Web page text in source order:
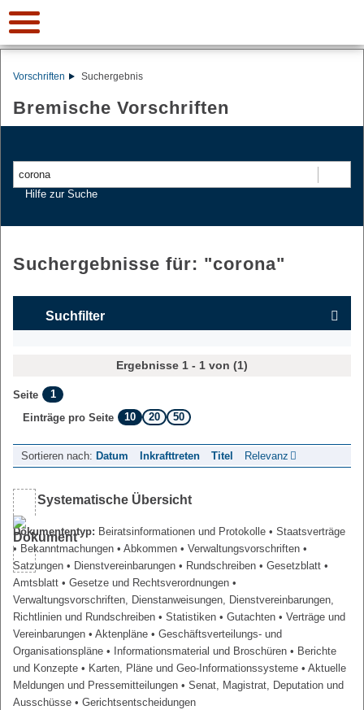
Vorschriften Suchergebnis
Bremische Vorschriften
Hilfe zur Suche
Suchergebnisse für: "corona"
Suchfilter
Ergebnisse 1 - 1 von (1)
Seite
1
Einträge pro Seite
10 20 50
Sortieren nach: Datum Inkrafttreten Titel Relevanz
Systematische Übersicht
Dokumententyp: Beiratsinformationen und Protokolle • Staatsverträge
• Bekanntmachungen • Abkommen • Verwaltungsvorschriften •
Satzungen • Dienstvereinbarungen • Rundschreiben • Gesetzblatt •
Amtsblatt • Gesetze und Rechtsverordnungen •
Verwaltungsvorschriften, Dienstanweisungen, Dienstvereinbarungen,
Richtlinien und Rundschreiben • Statistiken • Gutachten • Verträge und
Vereinbarungen • Aktenpläne • Geschäftsverteilungs- und
Organisationspläne • Informationsmaterial und Broschüren • Berichte
und Konzepte • Karten, Pläne und Geo-Informationssysteme • Aktuelle
Meldungen und Pressemitteilungen • Senat, Magistrat, Deputation und
Ausschüsse • Gerichtsentscheidungen